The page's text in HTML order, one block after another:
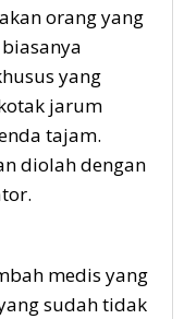
orang yang
yang
jarum
tajam.
diolah dengan
medis yang
sudah tidak